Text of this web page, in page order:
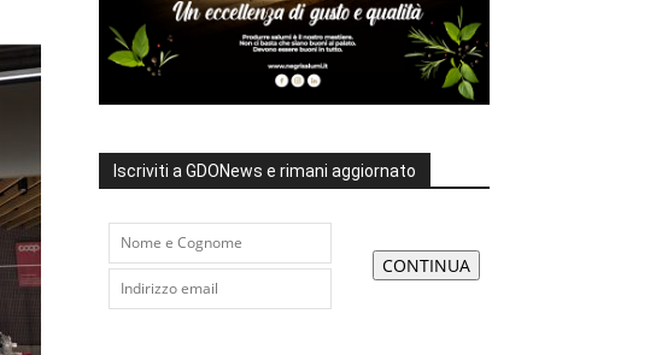
Iscriviti a GDONews e rimani aggiornato